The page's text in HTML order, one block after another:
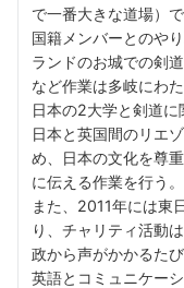
で一番大きな道場）
国籍メンバーとのや
ランドのお城での剣
など作業は多岐にわ
日本の2大学と剣道
日本と英国間のリエ
め、日本の文化を尊
に伝える作業を行う。
また、2011年には東
り、チャリティ活動
政から声がかかるた
英語とコミュニケー